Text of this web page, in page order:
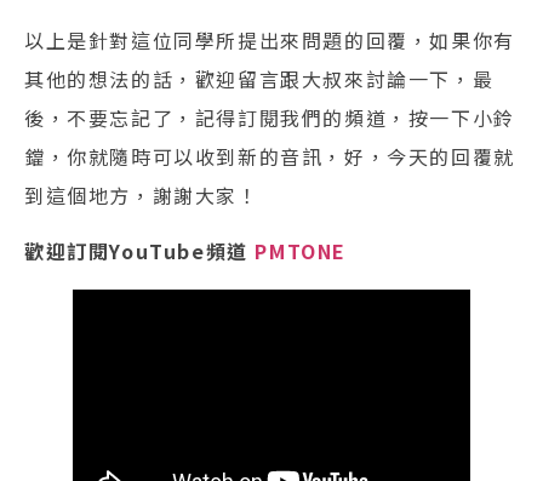
以上是針對這位同學所提出來問題的回覆，如果你有
其他的想法的話，歡迎留言跟大叔來討論一下，最
後，不要忘記了，記得訂閱我們的頻道，按一下小鈴
鐺，你就隨時可以收到新的音訊，好，今天的回覆就
到這個地方，謝謝大家！
歡迎訂閱YouTube頻道 PMTONE